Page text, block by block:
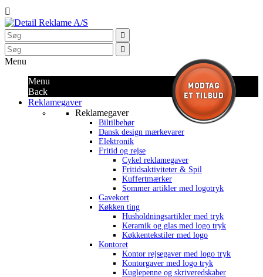



Menu
Menu
Back
Reklamegaver
Reklamegaver
Biltilbehør
Dansk design mærkevarer
Elektronik
Fritid og rejse
Cykel reklamegaver
Fritidsaktiviteter & Spil
Kuffertmærker
Sommer artikler med logotryk
Gavekort
Køkken ting
Husholdningsartikler med tryk
Keramik og glas med logo tryk
Køkkentekstiler med logo
Kontoret
Kontor rejsegaver med logo tryk
Kontorgaver med logo tryk
Kuglepenne og skriveredskaber